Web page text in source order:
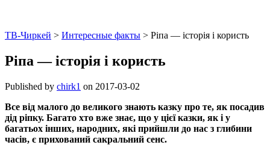
ТВ-Чиркей > Интересные факты > Ріпа — історія і користь
Ріпа — історія і користь
Published by chirk1 on 2017-03-02
Все від малого до великого знають казку про те, як посадив
дід ріпку. Багато хто вже знає, що у цієї казки, як і у
багатьох інших, народних, які прийшли до нас з глибини
часів, є прихований сакральний сенс.